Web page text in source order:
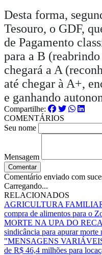
Desta forma,
Tesouro, o GDF,
de Pagamento
para a B
chegará a A
até chegar à A+,
e ganhando
Compartilhe:
COMENTÁRIOS
Seu nome
Mensagem
Comentar
Comentário enviado com
Carregando...
RELACIONADOS
AGRICULTURA
compra de alimentos para o
MORTE NA UPA DO
sindicância para apurar
"MENSAGENS
de R$ 46,4 milhões para